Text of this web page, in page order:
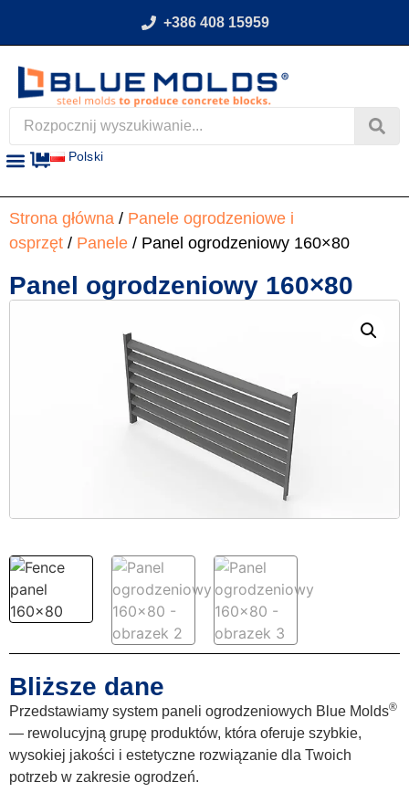
+386 408 15959
Polski
Strona główna / Panele ogrodzeniowe i
osprzęt / Panele / Panel ogrodzeniowy 160×80
Panel ogrodzeniowy 160×80
Bliższe dane
Przedstawiamy system paneli ogrodzeniowych Blue Molds®
— rewolucyjną grupę produktów, która oferuje szybkie,
wysokiej jakości i estetyczne rozwiązanie dla Twoich
potrzeb w zakresie ogrodzeń.